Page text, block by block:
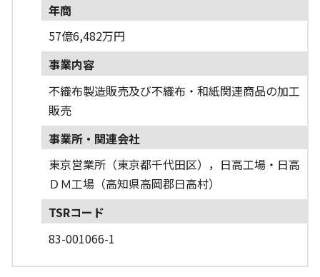
年商
57億6,482万円
事業内容
不織布製造販売及び不織布・和紙関連商品の加工
販売
事業所・関連会社
東京営業所（東京都千代田区），日高工場・日高
ＤＭ工場（高知県高岡郡日高村）
TSRコード
83-001066-1